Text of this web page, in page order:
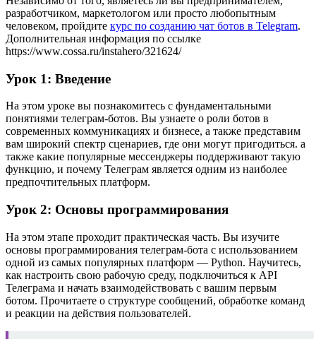
разработчиком, маркетологом или просто любопытным
человеком, пройдите курс по созданию чат ботов в Telegram.
Дополнительная информация по ссылке
https://www.cossa.ru/instahero/321624/
Урок 1: Введение
На этом уроке вы познакомитесь с фундаментальными
понятиями телеграм-ботов. Вы узнаете о роли ботов в
современных коммуникациях и бизнесе, а также представим
вам широкий спектр сценариев, где они могут пригодиться. а
также какие популярные мессенджеры поддерживают такую
функцию, и почему Телеграм является одним из наиболее
предпочтительных платформ.
Урок 2: Основы программирования
На этом этапе проходит практическая часть. Вы изучите
основы программирования телеграм-бота с использованием
одной из самых популярных платформ — Python. Научитесь,
как настроить свою рабочую среду, подключиться к API
Телеграма и начать взаимодействовать с вашим первым
ботом. Прочитаете о структуре сообщений, обработке команд
и реакции на действия пользователей.